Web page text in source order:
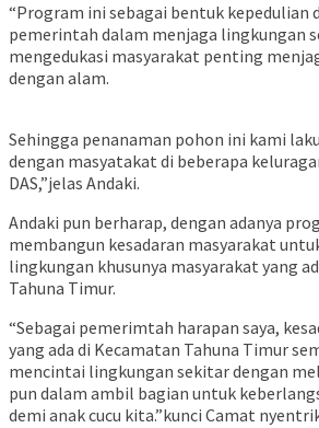
“Program ini sebagai bentuk kepedulian
pemerintah dalam menjaga lingkungan
mengedukasi masyarakat penting
dengan alam.
Sehingga penanaman pohon ini kami
dengan masyatakat di beberapa
DAS,”jelas Andaki.
Andaki pun berharap, dengan adanya
membangun kesadaran masyarakat
lingkungan khusunya masyarakat yang
Tahuna Timur.
“Sebagai pemerimtah harapan saya,
yang ada di Kecamatan Tahuna Timur
mencintai lingkungan sekitar dengan
pun dalam ambil bagian untuk
demi anak cucu kita.”kunci Camat